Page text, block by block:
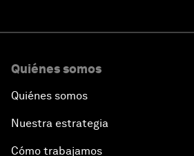
Quiénes somos
Quiénes somos
Nuestra estrategia
Cómo trabajamos